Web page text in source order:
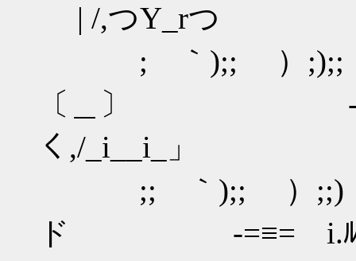
| /,つY_rつ
; ｀);; ）
〔＿〕 -=≡=
く,/_i__i_」
;; ｀);; ）;;) ;;(
ド -=≡= i.ﾙ' !,ﾝ